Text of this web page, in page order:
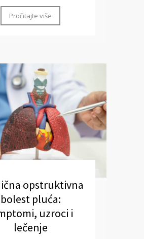
Pročitajte više
opstruktivna
bolest pluća:
uzroci i
lečenje